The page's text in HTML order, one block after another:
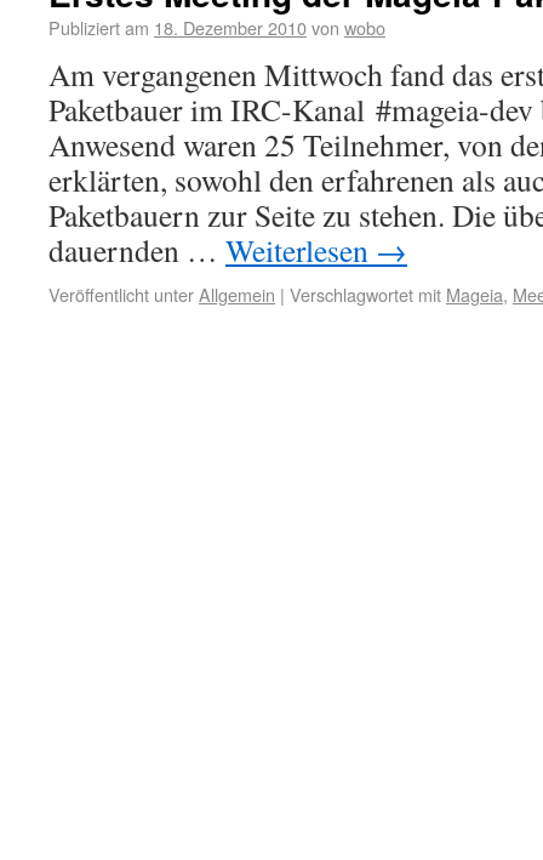
Publiziert am 18. Dezember 2010von wobo
Am vergangenen Mittwoch fand das
Paketbauer im IRC-Kanal #mageia-dev
Anwesend waren 25 Teilnehmer, von
erklärten, sowohl den erfahrenen als
Paketbauern zur Seite zu stehen. Die
dauernden … Weiterlesen →
Veröffentlicht unterAllgemein | Verschlagwortet mit Mageia,